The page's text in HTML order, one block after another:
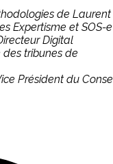
de Laurent
Expertisme et SOS-
Digital
tribunes de
Président du